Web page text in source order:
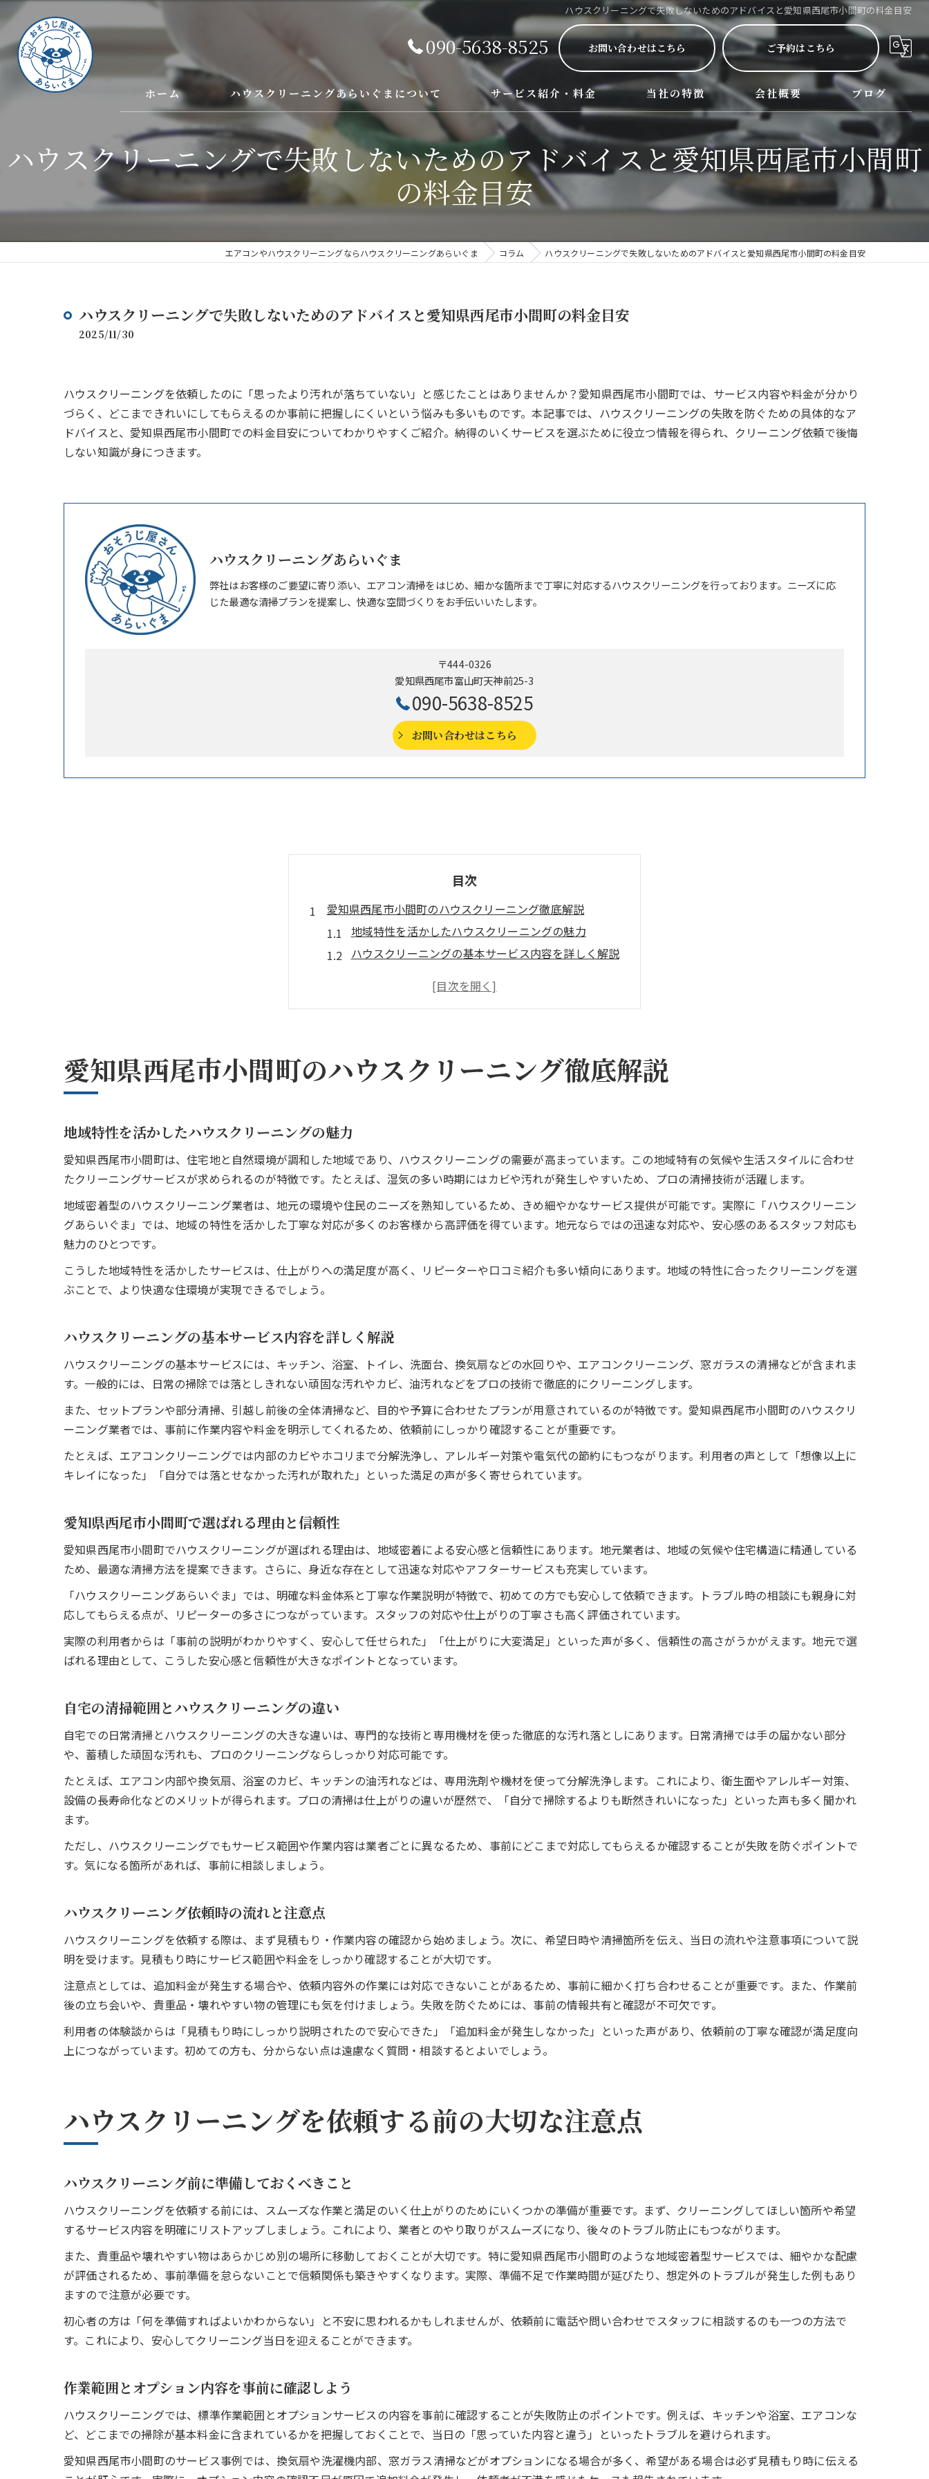
ハウスクリーニングで失敗しないためのアドバイスと愛知県西尾市小間町の料金目安
090-5638-8525 お問い合わせはこちら ご予約はこちら
ホーム ハウスクリーニングあらいぐまについて サービス紹介・料金
エアコン、レンジフード、お風呂サービス詳細
当社の特徴
西尾市のハウスクリーニング
名古屋市のハウスクリーニング
三河のハウスクリーニング
掃除
会社概要 ブログ
ハウスクリーニングで失敗しないためのアドバイスと愛知県西尾市小間町
の料金目安
エアコンやハウスクリーニングならハウスクリーニングあらいぐま コラム ハウスクリーニングで失敗しないためのアドバイスと愛知県西尾市小間町の料金目安
ハウスクリーニングで失敗しないためのアドバイスと愛知県西尾市小間町の料金目安
2025/11/30
ハウスクリーニングを依頼したのに「思ったより汚れが落ちていない」と感じたことはありませんか？愛知県西尾市小間町では、サービス内容や料金が分かり
づらく、どこまできれいにしてもらえるのか事前に把握しにくいという悩みも多いものです。本記事では、ハウスクリーニングの失敗を防ぐための具体的なア
ドバイスと、愛知県西尾市小間町での料金目安についてわかりやすくご紹介。納得のいくサービスを選ぶために役立つ情報を得られ、クリーニング依頼で後悔
しない知識が身につきます。
ハウスクリーニングあらいぐま
弊社はお客様のご要望に寄り添い、エアコン清掃をはじめ、細かな箇所まで丁寧に対応するハウスクリーニングを行っております。ニーズに応
じた最適な清掃プランを提案し、快適な空間づくりをお手伝いいたします。
〒444-0326
愛知県西尾市富山町天神前25-3
090-5638-8525
お問い合わせはこちら
目次
愛知県西尾市小間町のハウスクリーニング徹底解説
地域特性を活かしたハウスクリーニングの魅力
ハウスクリーニングの基本サービス内容を詳しく解説
自宅の清掃範囲とハウスクリーニングの違い
ハウスクリーニング前に準備しておくべきこと
作業範囲とオプション内容を事前に確認しよう
ハウスクリーニング業者選びで失敗しないために
料金体系の理解がトラブル防止のカギとなる
失敗しないハウスクリーニング選びのコツを紹介
口コミと評判を活用したハウスクリーニング選び
実績と対応力で選ぶハウスクリーニング業者
訪問対応エリアとスケジュールの柔軟性も重要
ハウスクリーニングが効果的な時期とは
水回りやエアコンの汚れが目立ったときの対処
プロに相談して最適な清掃方法を選ぶコツ
料金目安を知って納得のサービスを手に入れる
ハウスクリーニング料金の相場とその内訳
作業箇所ごとの料金目安を解説
納得できる料金設定のハウスクリーニングとは
クリーニングで後悔しないための賢い比較方法
複数のハウスクリーニング業者を比較する基準
サービス内容と料金をバランスよく見極める方法
口コミや実績からハウスクリーニングを選ぶ
追加費用やオプションの有無も要チェック
愛知県西尾市小間町のハウスクリーニング徹底解説
地域特性を活かしたハウスクリーニングの魅力
愛知県西尾市小間町は、住宅地と自然環境が調和した地域であり、ハウスクリーニングの需要が高まっています。この地域特有の気候や生活スタイルに合わせ
たクリーニングサービスが求められるのが特徴です。たとえば、湿気の多い時期にはカビや汚れが発生しやすいため、プロの清掃技術が活躍します。
地域密着型のハウスクリーニング業者は、地元の環境や住民のニーズを熟知しているため、きめ細やかなサービス提供が可能です。実際に「ハウスクリーニン
グあらいぐま」では、地域の特性を活かした丁寧な対応が多くのお客様から高評価を得ています。地元ならではの迅速な対応や、安心感のあるスタッフ対応も
魅力のひとつです。
こうした地域特性を活かしたサービスは、仕上がりへの満足度が高く、リピーターや口コミ紹介も多い傾向にあります。地域の特性に合ったクリーニングを選
ぶことで、より快適な住環境が実現できるでしょう。
ハウスクリーニングの基本サービス内容を詳しく解説
ハウスクリーニングの基本サービスには、キッチン、浴室、トイレ、洗面台、換気扇などの水回りや、エアコンクリーニング、窓ガラスの清掃などが含まれま
す。一般的には、日常の掃除では落としきれない頑固な汚れやカビ、油汚れなどをプロの技術で徹底的にクリーニングします。
また、セットプランや部分清掃、引越し前後の全体清掃など、目的や予算に合わせたプランが用意されているのが特徴です。愛知県西尾市小間町のハウスクリ
ーニング業者では、事前に作業内容や料金を明示してくれるため、依頼前にしっかり確認することが重要です。
たとえば、エアコンクリーニングでは内部のカビやホコリまで分解洗浄し、アレルギー対策や電気代の節約にもつながります。利用者の声として「想像以上に
キレイになった」「自分では落とせなかった汚れが取れた」といった満足の声が多く寄せられています。
愛知県西尾市小間町で選ばれる理由と信頼性
愛知県西尾市小間町でハウスクリーニングが選ばれる理由は、地域密着による安心感と信頼性にあります。地元業者は、地域の気候や住宅構造に精通している
ため、最適な清掃方法を提案できます。さらに、身近な存在として迅速な対応やアフターサービスも充実しています。
「ハウスクリーニングあらいぐま」では、明確な料金体系と丁寧な作業説明が特徴で、初めての方でも安心して依頼できます。トラブル時の相談にも親身に対
応してもらえる点が、リピーターの多さにつながっています。スタッフの対応や仕上がりの丁寧さも高く評価されています。
実際の利用者からは「事前の説明がわかりやすく、安心して任せられた」「仕上がりに大変満足」といった声が多く、信頼性の高さがうかがえます。地元で選
ばれる理由として、こうした安心感と信頼性が大きなポイントとなっています。
自宅の清掃範囲とハウスクリーニングの違い
自宅での日常清掃とハウスクリーニングの大きな違いは、専門的な技術と専用機材を使った徹底的な汚れ落としにあります。日常清掃では手の届かない部分
や、蓄積した頑固な汚れも、プロのクリーニングならしっかり対応可能です。
たとえば、エアコン内部や換気扇、浴室のカビ、キッチンの油汚れなどは、専用洗剤や機材を使って分解洗浄します。これにより、衛生面やアレルギー対策、
設備の長寿命化などのメリットが得られます。プロの清掃は仕上がりの違いが歴然で、「自分で掃除するよりも断然きれいになった」といった声も多く聞かれ
ます。
ただし、ハウスクリーニングでもサービス範囲や作業内容は業者ごとに異なるため、事前にどこまで対応してもらえるか確認することが失敗を防ぐポイントで
す。気になる箇所があれば、事前に相談しましょう。
ハウスクリーニング依頼時の流れと注意点
ハウスクリーニングを依頼する際は、まず見積もり・作業内容の確認から始めましょう。次に、希望日時や清掃箇所を伝え、当日の流れや注意事項について説
明を受けます。見積もり時にサービス範囲や料金をしっかり確認することが大切です。
注意点としては、追加料金が発生する場合や、依頼内容外の作業には対応できないことがあるため、事前に細かく打ち合わせることが重要です。また、作業前
後の立ち会いや、貴重品・壊れやすい物の管理にも気を付けましょう。失敗を防ぐためには、事前の情報共有と確認が不可欠です。
利用者の体験談からは「見積もり時にしっかり説明されたので安心できた」「追加料金が発生しなかった」といった声があり、依頼前の丁寧な確認が満足度向
上につながっています。初めての方も、分からない点は遠慮なく質問・相談するとよいでしょう。
ハウスクリーニングを依頼する前の大切な注意点
ハウスクリーニング前に準備しておくべきこと
ハウスクリーニングを依頼する前には、スムーズな作業と満足のいく仕上がりのためにいくつかの準備が重要です。まず、クリーニングしてほしい箇所や希望
するサービス内容を明確にリストアップしましょう。これにより、業者とのやり取りがスムーズになり、後々のトラブル防止にもつながります。
また、貴重品や壊れやすい物はあらかじめ別の場所に移動しておくことが大切です。特に愛知県西尾市小間町のような地域密着型サービスでは、細やかな配慮
が評価されるため、事前準備を怠らないことで信頼関係も築きやすくなります。実際、準備不足で作業時間が延びたり、想定外のトラブルが発生した例もあり
ますので注意が必要です。
初心者の方は「何を準備すればよいかわからない」と不安に思われるかもしれませんが、依頼前に電話や問い合わせでスタッフに相談するのも一つの方法で
す。これにより、安心してクリーニング当日を迎えることができます。
作業範囲とオプション内容を事前に確認しよう
ハウスクリーニングでは、標準作業範囲とオプションサービスの内容を事前に確認することが失敗防止のポイントです。例えば、キッチンや浴室、エアコンな
ど、どこまでの掃除が基本料金に含まれているかを把握しておくことで、当日の「思っていた内容と違う」といったトラブルを避けられます。
愛知県西尾市小間町のサービス事例では、換気扇や洗濯機内部、窓ガラス清掃などがオプションになる場合が多く、希望がある場合は必ず見積もり時に伝える